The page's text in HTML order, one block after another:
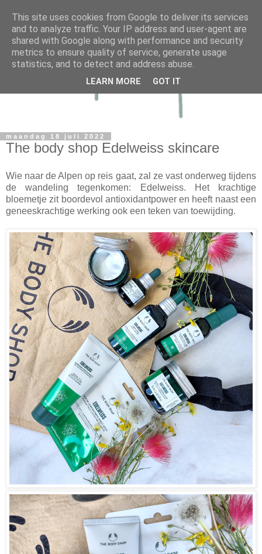
maandag 18 juli 2022
The body shop Edelweiss skincare
Wie naar de Alpen op reis gaat, zal ze vast onderweg tijdens
de wandeling tegenkomen: Edelweiss. Het krachtige
bloemetje zit boordevol antioxidantpower en heeft naast een
geneeskrachtige werking ook een teken van toewijding.
This site uses cookies from Google to deliver its services
and to analyze traffic. Your IP address and user-agent are
shared with Google along with performance and security
metrics to ensure quality of service, generate usage
statistics, and to detect and address abuse.
LEARN MORE GOT IT